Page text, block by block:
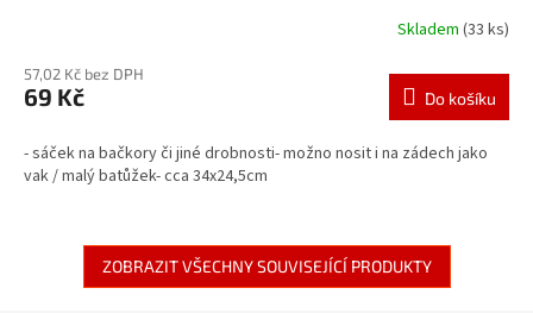
Skladem (33 ks)
57,02 Kč bez DPH
69 Kč Do košíku
- sáček na bačkory či jiné drobnosti- možno nosit i na zádech jako
vak / malý batůžek- cca 34x24,5cm
ZOBRAZIT VŠECHNY SOUVISEJÍCÍ PRODUKTY